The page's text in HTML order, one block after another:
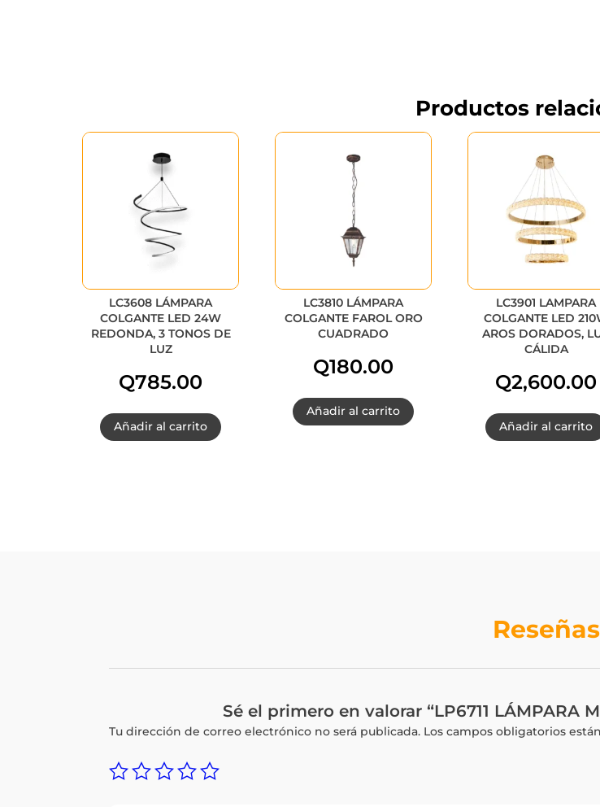
Productos
LC3608 LÁMPARA
COLGANTE LED 24W
REDONDA, 3 TONOS DE
LUZ
Q785.00
Añadir al carrito
LC3810 LÁMPARA
COLGANTE FAROL ORO
CUADRADO
Q180.00
Añadir al carrito
LC3901 LAMPARA
COLGANTE LED
AROS DORADOS,
CÁLIDA
Q2,600.00
Añadir al carrito
Reseñas
Sé el primero en valorar “LP6711 LÁMPARA
Tu dirección de correo electrónico no será publicada. Los campos obligatorios